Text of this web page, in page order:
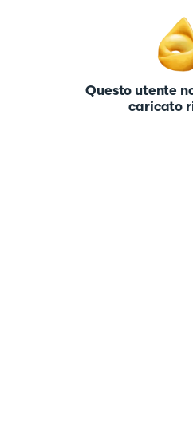
Questo utente
caricato